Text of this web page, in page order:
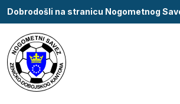
Dobrodošli na stranicu Nogometnog